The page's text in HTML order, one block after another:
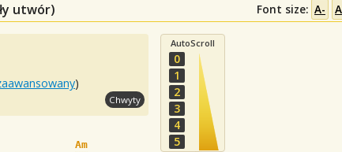
utwór) Font size: A- A
)
Chwyty
AutoScroll
0
1
2
3
4
5
Am